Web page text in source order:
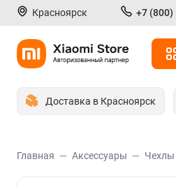
Красноярск +7 (800)
Доставка в Красноярск
Главная Аксессуары Чехлы